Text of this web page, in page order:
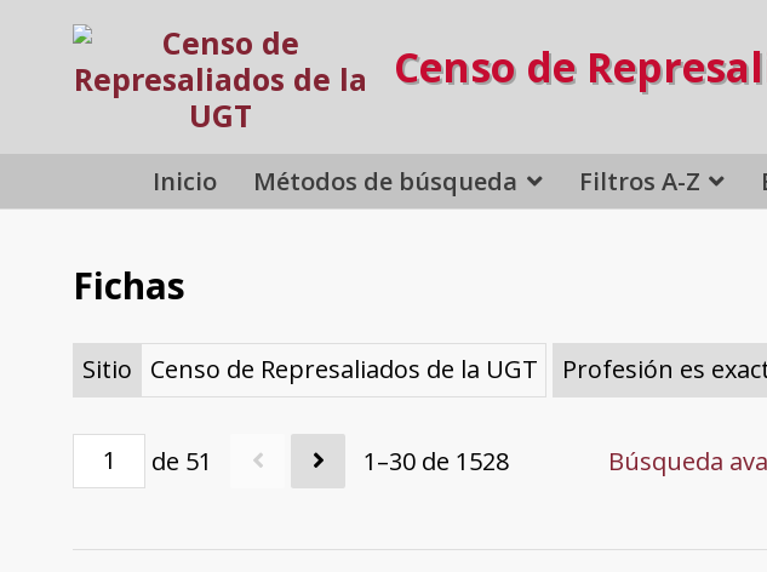
Censo de
Inicio Métodos de búsqueda Filtros A-Z
Fichas
Sitio Censo de Represaliados de la UGT Profesión es
de 51 1–30 de 1528 Búsqueda